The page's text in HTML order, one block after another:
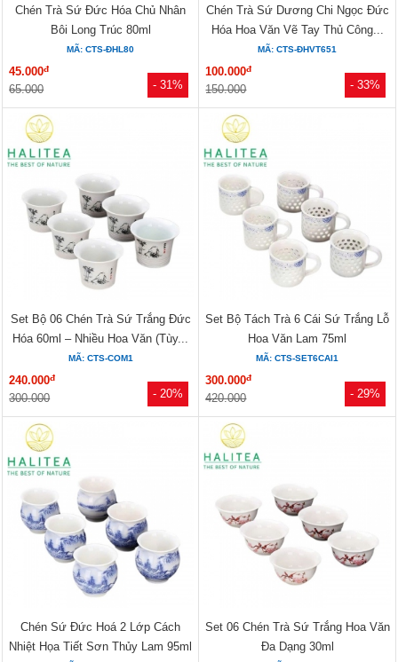
- 31%
Chén Trà Sứ Đức Hóa Chủ Nhân
Bôi Long Trúc 80ml
MÃ: CTS-ĐHL80
45.000đ
65.000 - 33%
Chén Trà Sứ Dương Chi Ngọc Đức
Hóa Hoa Văn Vẽ Tay Thủ Công...
MÃ: CTS-ĐHVT651
100.000đ
150.000
- 20%
Set Bộ 06 Chén Trà Sứ Trắng Đức
Hóa 60ml – Nhiều Hoa Văn (Tùy...
MÃ: CTS-COM1
240.000đ
300.000 - 29%
Set Bộ Tách Trà 6 Cái Sứ Trắng Lỗ
Hoa Văn Lam 75ml
MÃ: CTS-SET6CAI1
300.000đ
420.000
Chén Sứ Đức Hoá 2 Lớp Cách
Nhiệt Họa Tiết Sơn Thủy Lam 95ml
Set 06 Chén Trà Sứ Trắng Hoa Văn
Đa Dạng 30ml